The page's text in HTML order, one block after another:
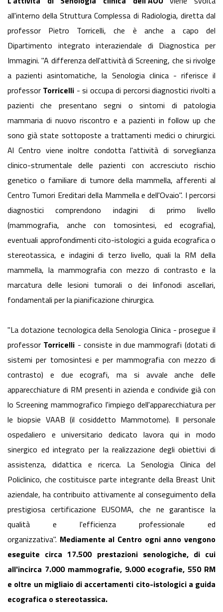
all'interno della Struttura Complessa di Radiologia, diretta dal
professor Pietro Torricelli, che è anche a capo del
Dipartimento integrato interaziendale di Diagnostica per
Immagini. "A differenza dell'attività di Screening, che si rivolge
a pazienti asintomatiche, la Senologia clinica - riferisce il
professor Torricelli - si occupa di percorsi diagnostici rivolti a
pazienti che presentano segni o sintomi di patologia
mammaria di nuovo riscontro e a pazienti in follow up che
sono già state sottoposte a trattamenti medici o chirurgici.
Al Centro viene inoltre condotta l'attività di sorveglianza
clinico-strumentale delle pazienti con accresciuto rischio
genetico o familiare di tumore della mammella, afferenti al
Centro Tumori Ereditari della Mammella e dell'Ovaio". I percorsi
diagnostici comprendono indagini di primo livello
(mammografia, anche con tomosintesi, ed ecografia),
eventuali approfondimenti cito-istologici a guida ecografica o
stereotassica, e indagini di terzo livello, quali la RM della
mammella, la mammografia con mezzo di contrasto e la
marcatura delle lesioni tumorali o dei linfonodi ascellari,
fondamentali per la pianificazione chirurgica.
"La dotazione tecnologica della Senologia Clinica - prosegue il
professor Torricelli - consiste in due mammografi (dotati di
sistemi per tomosintesi e per mammografia con mezzo di
contrasto) e due ecografi, ma si avvale anche delle
apparecchiature di RM presenti in azienda e condivide già con
lo Screening mammografico l'impiego dell'apparecchiatura per
le biopsie VAAB (il cosiddetto Mammotome). Il personale
ospedaliero e universitario dedicato lavora qui in modo
sinergico ed integrato per la realizzazione degli obiettivi di
assistenza, didattica e ricerca. La Senologia Clinica del
Policlinico, che costituisce parte integrante della Breast Unit
aziendale, ha contribuito attivamente al conseguimento della
prestigiosa certificazione EUSOMA, che ne garantisce la
qualità e l'efficienza professionale ed
organizzativa". Mediamente al Centro ogni anno vengono
eseguite circa 17.500 prestazioni senologiche, di cui
all'incirca 7.000 mammografie, 9.000 ecografie, 550 RM
e oltre un migliaio di accertamenti cito-istologici a guida
ecografica o stereotassica.